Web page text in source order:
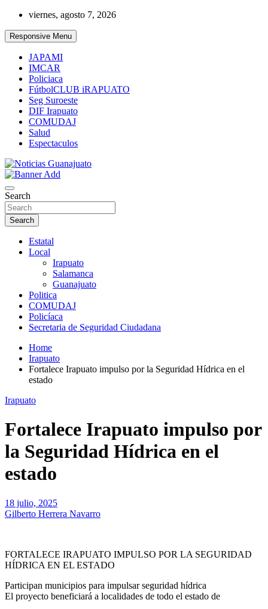
Skip
content
viernes, agosto 7, 2026
Responsive Menu
JAPAMI
IMCAR
Policiaca
FútbolCLUB iRAPUATO
Seg Suroeste
DIF Irapuato
COMUDAJ
Salud
Espectaculos
Noticias Guanajuato
Search
Search
Estatal
Local
Irapuato
Salamanca
Guanajuato
Politica
COMUDAJ
Policíaca
Secretaria de Seguridad Ciudadana
Home
Irapuato
Fortalece Irapuato impulso por la Seguridad Hídrica en el
estado
Irapuato
Fortalece Irapuato impulso por
la Seguridad Hídrica en el
estado
18 julio, 2025
Gilberto Herrera Navarro
FORTALECE IRAPUATO IMPULSO POR LA SEGURIDAD
HÍDRICA EN EL ESTADO
Participan municipios para impulsar seguridad hídrica
El proyecto beneficiará a localidades de todo el estado de